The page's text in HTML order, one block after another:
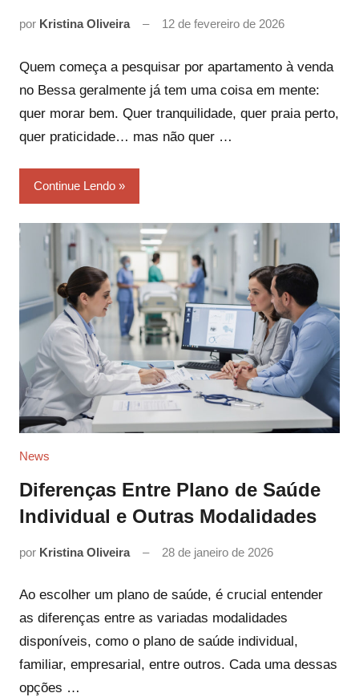
por Kristina Oliveira 12 de fevereiro de 2026
Quem começa a pesquisar por apartamento à venda
no Bessa geralmente já tem uma coisa em mente:
quer morar bem. Quer tranquilidade, quer praia perto,
quer praticidade… mas não quer …
Continue Lendo
News
Diferenças Entre Plano de Saúde
Individual e Outras Modalidades
por Kristina Oliveira 28 de janeiro de 2026
Ao escolher um plano de saúde, é crucial entender
as diferenças entre as variadas modalidades
disponíveis, como o plano de saúde individual,
familiar, empresarial, entre outros. Cada uma dessas
opções …